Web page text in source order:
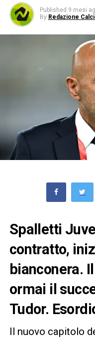
Published 9 mesi
By Redazione
Spalletti
contratto,
bianconera.
ormai il
Tudor.
Il nuovo capitolo